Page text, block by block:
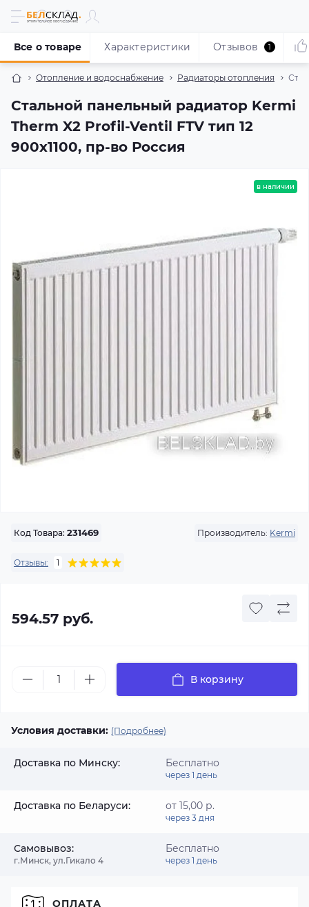
Отопление и водоснабжение Радиаторы отопления
Стальной панельный радиатор Kermi
Therm X2 Profil-Ventil FTV тип 12
900x1100, пр-во Россия
Все о товаре Характеристики Отзывов 1
в наличии
Код Товара: 231469 Производитель: Kermi
Отзывы: 1
594.57 руб.
В корзину
Условия доставки: (Подробнее)
Доставка по Минску: Бесплатно
через 1 день
Доставка по Беларуси: от 15,00 р.
через 3 дня
Самовывоз:
г.Минск, ул.Гикало 4
Бесплатно
через 1 день
ОПЛАТА